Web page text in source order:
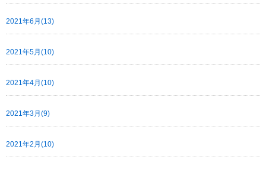
2021年6月(13)
2021年5月(10)
2021年4月(10)
2021年3月(9)
2021年2月(10)